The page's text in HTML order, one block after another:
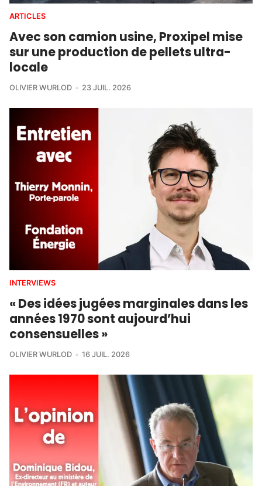
ARTICLES
Avec son camion usine, Proxipel mise
sur une production de pellets ultra-
locale
OLIVIER WURLOD 23 JUIL. 2026
INTERVIEWS
« Des idées jugées marginales dans les
années 1970 sont aujourd’hui
consensuelles »
OLIVIER WURLOD 16 JUIL. 2026